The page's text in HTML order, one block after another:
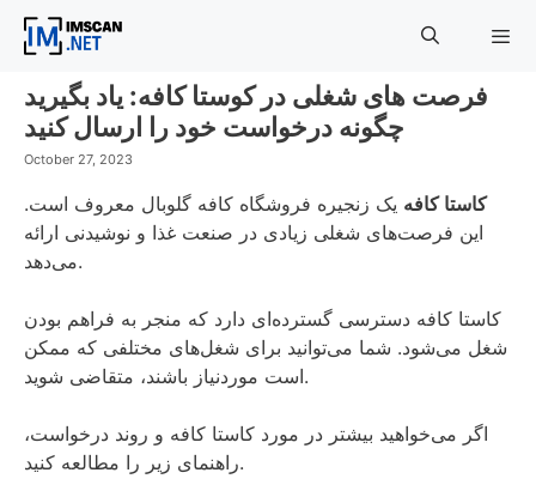
Skip
فرصت های شغلی در کوستا کافه: یاد بگیرید
چگونه درخواست خود را ارسال کنید
October 27, 2023
کاستا کافه یک زنجیره فروشگاه کافه گلوبال معروف است.
این فرصت‌های شغلی زیادی در صنعت غذا و نوشیدنی ارائه
می‌دهد.
کاستا کافه دسترسی گسترده‌ای دارد که منجر به فراهم بودن
شغل می‌شود. شما می‌توانید برای شغل‌های مختلفی که ممکن
است موردنیاز باشند، متقاضی شوید.
اگر می‌خواهید بیشتر در مورد کاستا کافه و روند درخواست،
راهنمای زیر را مطالعه کنید.